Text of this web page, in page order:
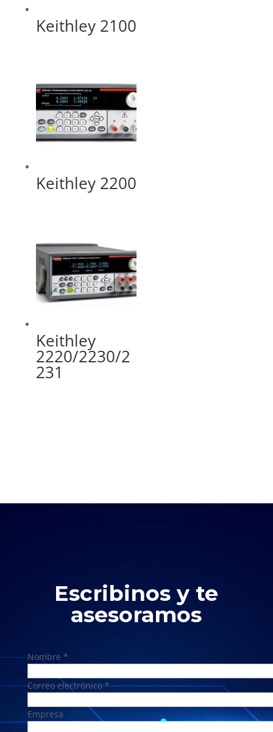
Keithley 2100
Keithley 2200
Keithley
2220/2230/2
231
Escribinos y te
asesoramos
Nombre *
Correo electrónico *
Empresa